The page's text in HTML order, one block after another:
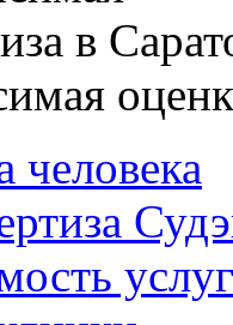
человека
услуг